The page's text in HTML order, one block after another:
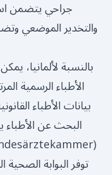
جراحي يتضمن
والتخدير الموضعي
بالنسبة لألمانيا،
الأطباء الرسمية
بيانات الأطباء
البحث عن الأطباء
)
توفر البوابة الصحية